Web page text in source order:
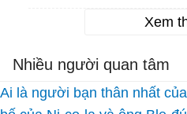
Xem
Nhiều người quan tâm
Ai là người bạn thân nhất